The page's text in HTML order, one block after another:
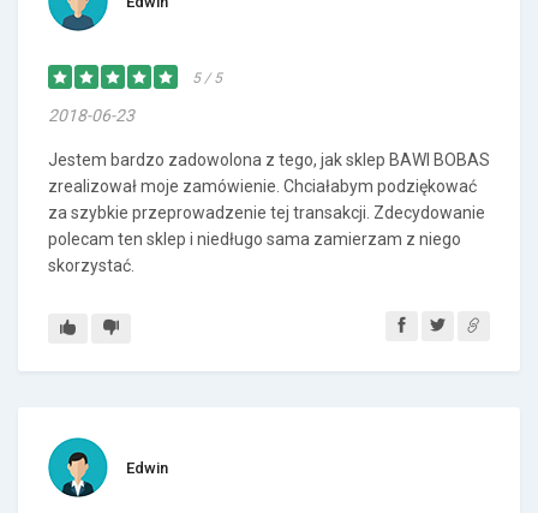
5 / 5
2018-06-23
Jestem bardzo zadowolona z tego, jak sklep BAWI BOBAS
zrealizował moje zamówienie. Chciałabym podziękować
za szybkie przeprowadzenie tej transakcji. Zdecydowanie
polecam ten sklep i niedługo sama zamierzam z niego
skorzystać.
Edwin